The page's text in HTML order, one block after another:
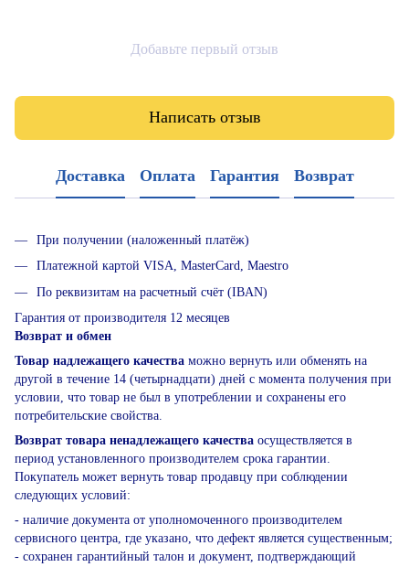
Добавьте первый отзыв
Написать отзыв
Доставка Оплата Гарантия Возврат
При получении (наложенный платёж)
Платежной картой VISA, MasterCard, Maestro
По реквизитам на расчетный счёт (IBAN)
Гарантия от производителя 12 месяцев
Возврат и обмен
Товар надлежащего качества можно вернуть или обменять на
другой в течение 14 (четырнадцати) дней с момента получения при
условии, что товар не был в употреблении и сохранены его
потребительские свойства.
Возврат товара ненадлежащего качества осуществляется в
период установленного производителем срока гарантии.
Покупатель может вернуть товар продавцу при соблюдении
следующих условий:
- наличие документа от уполномоченного производителем
сервисного центра, где указано, что дефект является существенным;
- сохранен гарантийный талон и документ, подтверждающий